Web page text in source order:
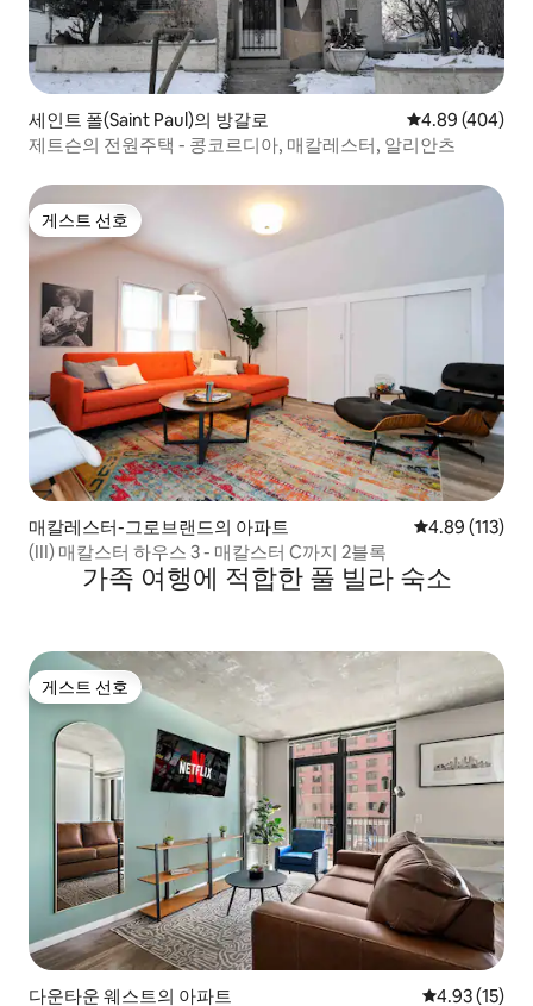
세인트 폴(Saint Paul)의 방갈로 평점 4.89점(5
4.89 (404)
제트슨의 전원주택 - 콩코르디아, 매칼레스터, 알리안츠
게스트 선호
게스트 선호
매칼레스터-그로브랜드의 아파트 평점 4.89점(5
4.89 (113)
(III) 매칼스터 하우스 3 - 매칼스터 C까지 2블록
가족 여행에 적합한 풀 빌라 숙소
게스트 선호
게스트 선호
다운타운 웨스트의 아파트 평점 4.93점
4.93 (15)